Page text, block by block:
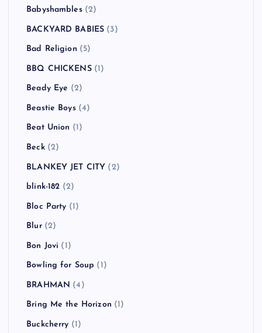
Babyshambles(2)
BACKYARD BABIES (3)
Bad Religion (5)
BBQ CHICKENS(1)
Beady Eye (2)
Beastie Boys(4)
Beat Union (1)
Beck(2)
BLANKEY JET CITY (2)
blink-182 (2)
Bloc Party (1)
Blur(2)
Bon Jovi (1)
Bowling for Soup (1)
BRAHMAN (4)
Bring Me the Horizon (1)
Buckcherry (1)